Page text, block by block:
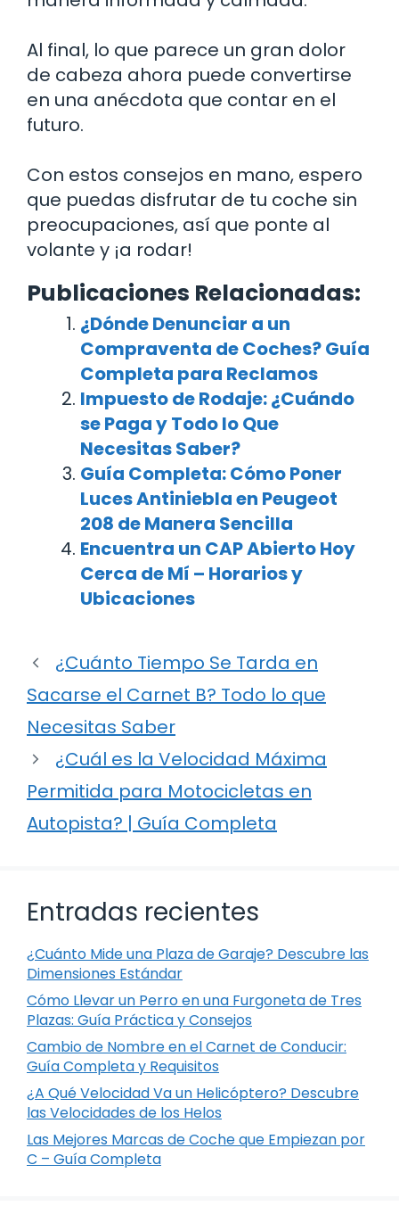
Al final, lo que parece un gran dolor
de cabeza ahora puede convertirse
en una anécdota que contar en el
futuro.
Con estos consejos en mano, espero
que puedas disfrutar de tu coche sin
preocupaciones, así que ponte al
volante y ¡a rodar!
Publicaciones Relacionadas:
¿Dónde Denunciar a un
Compraventa de Coches? Guía
Completa para Reclamos
Impuesto de Rodaje: ¿Cuándo
se Paga y Todo lo Que
Necesitas Saber?
Guía Completa: Cómo Poner
Luces Antiniebla en Peugeot
208 de Manera Sencilla
Encuentra un CAP Abierto Hoy
Cerca de Mí – Horarios y
Ubicaciones
¿Cuánto Tiempo Se Tarda en
Sacarse el Carnet B? Todo lo que
Necesitas Saber
¿Cuál es la Velocidad Máxima
Permitida para Motocicletas en
Autopista? | Guía Completa
Entradas recientes
¿Cuánto Mide una Plaza de Garaje? Descubre las
Dimensiones Estándar
Cómo Llevar un Perro en una Furgoneta de Tres
Plazas: Guía Práctica y Consejos
Cambio de Nombre en el Carnet de Conducir:
Guía Completa y Requisitos
¿A Qué Velocidad Va un Helicóptero? Descubre
las Velocidades de los Helos
Las Mejores Marcas de Coche que Empiezan por
C – Guía Completa